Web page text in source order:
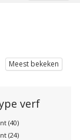
Meest bekeken
verf
(40)
(24)